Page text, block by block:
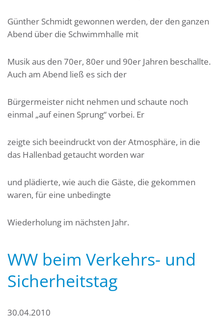
Günther Schmidt gewonnen werden, der den ganzen
Abend über die Schwimmhalle mit
Musik aus den 70er, 80er und 90er Jahren beschallte.
Auch am Abend ließ es sich der
Bürgermeister nicht nehmen und schaute noch
einmal „auf einen Sprung“ vorbei. Er
zeigte sich beeindruckt von der Atmosphäre, in die
das Hallenbad getaucht worden war
und plädierte, wie auch die Gäste, die gekommen
waren, für eine unbedingte
Wiederholung im nächsten Jahr.
WW beim Verkehrs- und
Sicherheitstag
30.04.2010